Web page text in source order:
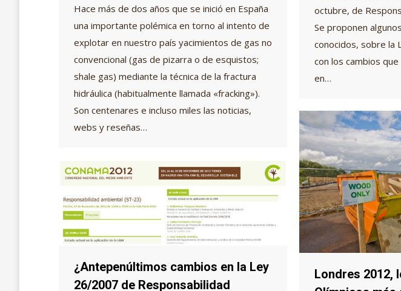
octubre, de
Se proponen
conocidos, sobre la
con los cambios
en…
Hace más de dos años que se inició en España
una importante polémica en torno al intento de
explotar en nuestro país yacimientos de gas no
convencional (gas de pizarra o de esquistos;
shale gas) mediante la técnica de la fractura
hidráulica (habitualmente llamada «fracking»).
Son centenares e incluso miles las noticias,
webs y reseñas…
Londres 2012,
¿Antepenúltimos cambios en la Ley
26/2007 de Responsabilidad